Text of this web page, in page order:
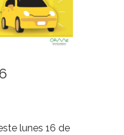
lunes 16 de